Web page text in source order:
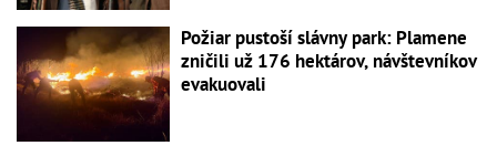
Požiar pustoší slávny park: Plamene
zničili už 176 hektárov, návštevníkov
evakuovali